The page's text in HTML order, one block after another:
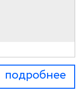
подробнее